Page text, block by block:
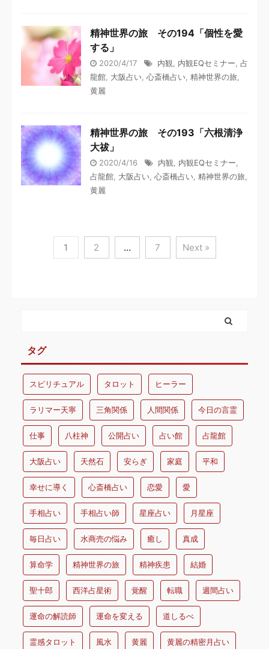
精神世界の旅 その194「個性を愛
する」
2020/4/17 内観, 内観EQセミナー, 占
龍館, 大阪占い, 心斎橋占い, 精神世界の旅,
黄麗
精神世界の旅 その193「六根清浄
大祓」
2020/4/16 内観, 内観EQセミナー,
占龍館, 大阪占い, 心斎橋占い, 精神世界の旅,
黄麗
1 2 … 7 Next »
タグ
スピリチュアル タロット ヒーラー
ラリマー天寧 三角関係 人間関係 今日の言霊
仕事 八柱神 公開占い 占い館 占龍館
大阪占い 天然石 安らぎ 家庭 平和
幸せに導く 心斎橋占い 恋愛 愛
手相占い 手相占い師 星座占い 月星座
毎日占い 水商売の悩み 癒し 真成
算命学 精神世界の旅 精神疾患 結婚
聖十郎 西洋占星術 覚醒 転職 週間占い
運命の解読師 運命を変える 道しるべ
霊感タロット 風水 黄麗 黄麗の精密月占い